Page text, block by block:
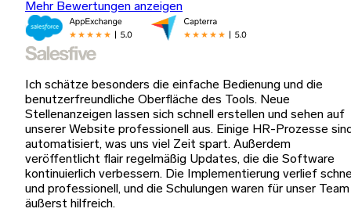
Mehr Bewertungen anzeigen
Ich schätze besonders die einfache Bedienung und die
benutzerfreundliche Oberfläche des Tools. Neue
Stellenanzeigen lassen sich schnell erstellen und sehen auf
unserer Website professionell aus. Einige HR-Prozesse
automatisiert, was uns viel Zeit spart. Außerdem
veröffentlicht flair regelmäßig Updates, die die Software
kontinuierlich verbessern. Die Implementierung verlief
und professionell, und die Schulungen waren für unser Team
äußerst hilfreich.